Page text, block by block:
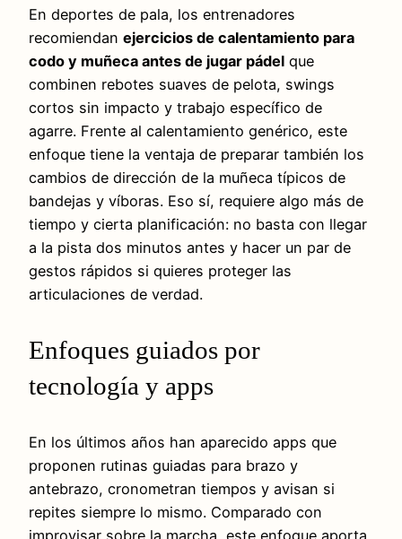
En deportes de pala, los entrenadores
recomiendan ejercicios de calentamiento para
codo y muñeca antes de jugar pádel que
combinen rebotes suaves de pelota, swings
cortos sin impacto y trabajo específico de
agarre. Frente al calentamiento genérico, este
enfoque tiene la ventaja de preparar también los
cambios de dirección de la muñeca típicos de
bandejas y víboras. Eso sí, requiere algo más de
tiempo y cierta planificación: no basta con llegar
a la pista dos minutos antes y hacer un par de
gestos rápidos si quieres proteger las
articulaciones de verdad.
Enfoques guiados por
tecnología y apps
En los últimos años han aparecido apps que
proponen rutinas guiadas para brazo y
antebrazo, cronometran tiempos y avisan si
repites siempre lo mismo. Comparado con
improvisar sobre la marcha, este enfoque aporta